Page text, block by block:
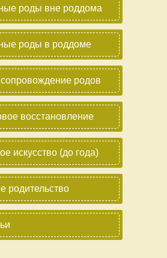
роды вне роддома
роды в роддоме
родов
восстановление
искусство (до года)
родительство